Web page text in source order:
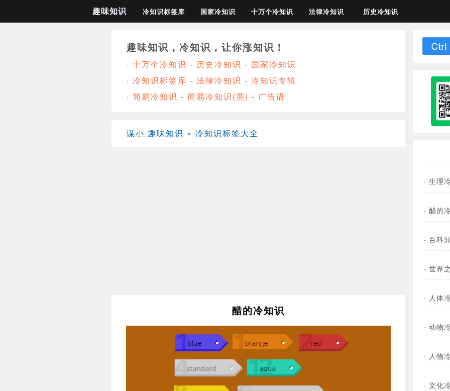
趣味知识 冷知识标签库 国家冷知识 十万个冷知识 法律冷知识 历史冷知识
趣味知识，冷知识，让你涨知识！
· 十万个冷知识 - 历史冷知识 - 国家冷知识
· 冷知识标签库 - 法律冷知识 - 冷知识专辑
· 简易冷知识 - 简易冷知识(英) - 广告语
谋小·趣味知识 » 冷知识标签大全
醋的冷知识
· 生理
· 醋的
· 百科
· 世界
· 人体
· 动物
· 人物
· 文化